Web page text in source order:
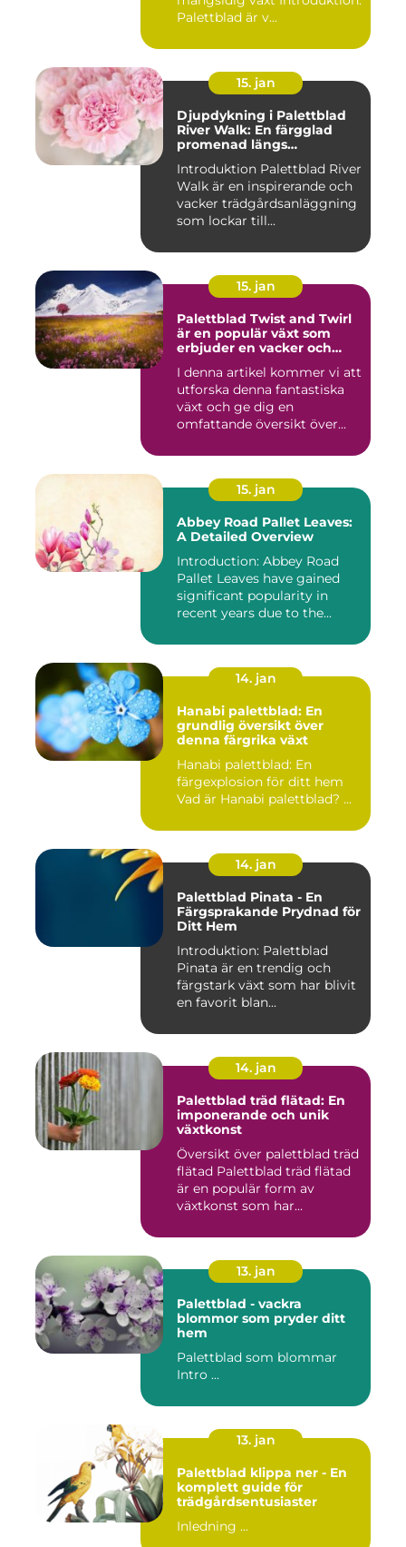
Palettblad är v...
15. jan
Djupdykning i Palettblad
River Walk: En färgglad
promenad längs
Introduktion Palettblad River
Walk är en inspirerande och
vacker trädgårdsanläggning
som lockar till...
15. jan
Palettblad Twist and Twirl
är en populär växt som
erbjuder en vacker och
ditt hem eller trädgård
I denna artikel kommer vi att
utforska denna fantastiska
växt och ge dig en
omfattande översikt över...
15. jan
Abbey Road Pallet Leaves:
A Detailed Overview
Introduction: Abbey Road
Pallet Leaves have gained
significant popularity in
recent years due to the...
14. jan
Hanabi palettblad: En
grundlig översikt över
denna färgrika växt
Hanabi palettblad: En
färgexplosion för ditt hem
Vad är Hanabi palettblad? ...
14. jan
Palettblad Pinata - En
Färgsprakande Prydnad för
Ditt Hem
Introduktion: Palettblad
Pinata är en trendig och
färgstark växt som har blivit
en favorit blan...
14. jan
Palettblad träd flätad: En
imponerande och unik
växtkonst
Översikt över palettblad träd
flätad Palettblad träd flätad
är en populär form av
växtkonst som har...
13. jan
Palettblad - vackra
blommor som pryder ditt
hem
Palettblad som blommar
Intro ...
13. jan
Palettblad klippa ner - En
komplett guide för
trädgårdsentusiaster
Inledning ...